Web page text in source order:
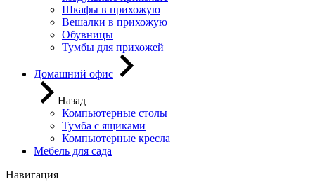
Шкафы в прихожую
Вешалки в прихожую
Обувницы
Тумбы для прихожей
Домашний офис
Назад
Компьютерные столы
Тумба с ящиками
Компьютерные кресла
Мебель для сада
Навигация